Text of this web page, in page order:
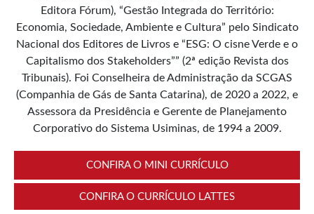
Editora Fórum), “Gestão Integrada do Território:
Economia, Sociedade, Ambiente e Cultura” pelo Sindicato
Nacional dos Editores de Livros e “ESG: O cisne Verde e o
Capitalismo dos Stakeholders”” (2ª edição Revista dos
Tribunais). Foi Conselheira de Administração da SCGAS
(Companhia de Gás de Santa Catarina), de 2020 a 2022, e
Assessora da Presidência e Gerente de Planejamento
Corporativo do Sistema Usiminas, de 1994 a 2009.
CONFIRA O MINI CURRÍCULO
CONFIRA O CURRÍCULO LATTES